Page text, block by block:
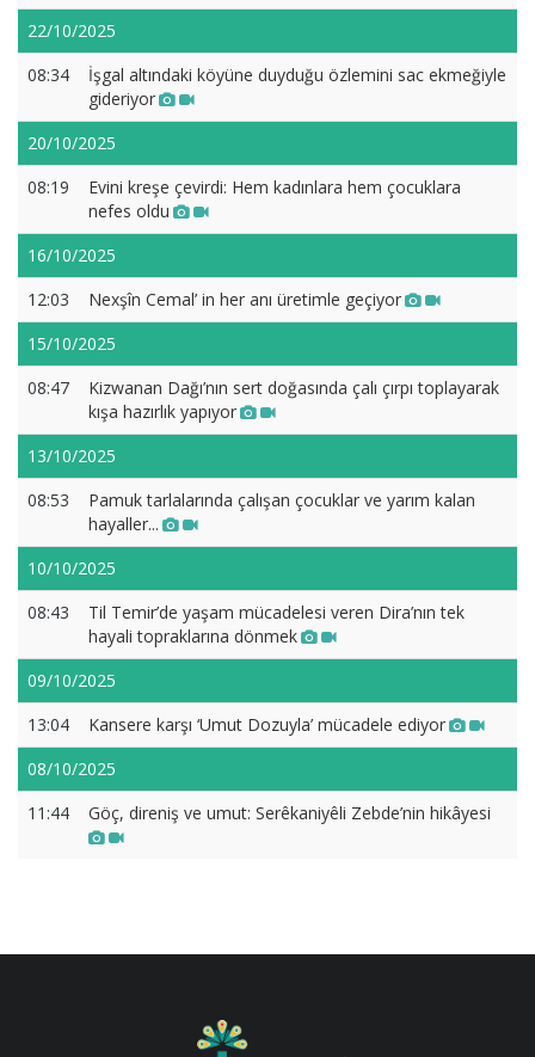
22/10/2025
08:34
İşgal altındaki köyüne duyduğu özlemini sac ekmeğiyle
gideriyor
20/10/2025
08:19
Evini kreşe çevirdi: Hem kadınlara hem çocuklara
nefes oldu
16/10/2025
12:03
Nexşîn Cemal’ in her anı üretimle geçiyor
15/10/2025
08:47
Kizwanan Dağı’nın sert doğasında çalı çırpı toplayarak
kışa hazırlık yapıyor
13/10/2025
08:53
Pamuk tarlalarında çalışan çocuklar ve yarım kalan
hayaller...
10/10/2025
08:43
Til Temir’de yaşam mücadelesi veren Dira’nın tek
hayali topraklarına dönmek
09/10/2025
13:04
Kansere karşı ‘Umut Dozuyla’ mücadele ediyor
08/10/2025
11:44
Göç, direniş ve umut: Serêkaniyêli Zebde’nin hikâyesi